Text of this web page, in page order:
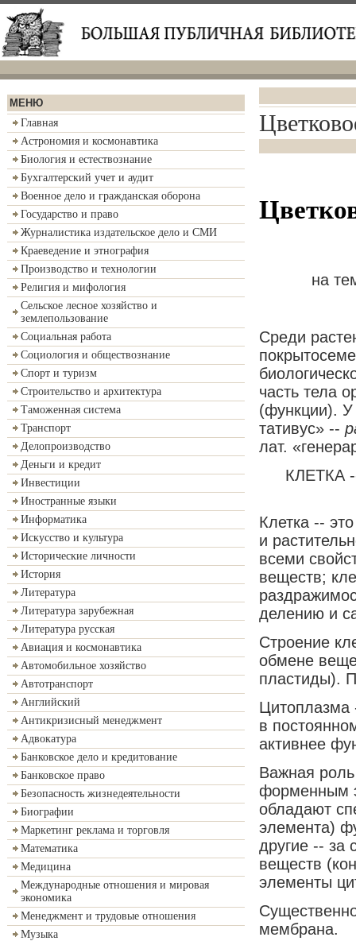
МЕНЮ
Главная
Астрономия и космонавтика
Биология и естествознание
Бухгалтерский учет и аудит
Военное дело и гражданская оборона
Государство и право
Журналистика издательское дело и СМИ
Краеведение и этнография
Производство и технологии
Религия и мифология
Сельское лесное хозяйство и
землепользование
Социальная работа
Социология и обществознание
Спорт и туризм
Строительство и архитектура
Таможенная система
Транспорт
Делопроизводство
Деньги и кредит
Инвестиции
Иностранные языки
Информатика
Искусство и культура
Исторические личности
История
Литература
Литература зарубежная
Литература русская
Авиация и космонавтика
Автомобильное хозяйство
Автотранспорт
Английский
Антикризисный менеджмент
Адвокатура
Банковское дело и кредитование
Банковское право
Безопасность жизнедеятельности
Биографии
Маркетинг реклама и торговля
Математика
Медицина
Международные отношения и мировая
экономика
Менеджмент и трудовые отношения
Музыка
на
Среди
часть тела
(функции). У
тативус» --
лат.
КЛЕТКА
Клетка --
и
всеми
веществ;
делению и
Строение
обмене
пластиды).
Цитоплазма
в
активнее
Важная
форменным
обладают
элемента)
другие -- за
веществ
элементы
мембрана.